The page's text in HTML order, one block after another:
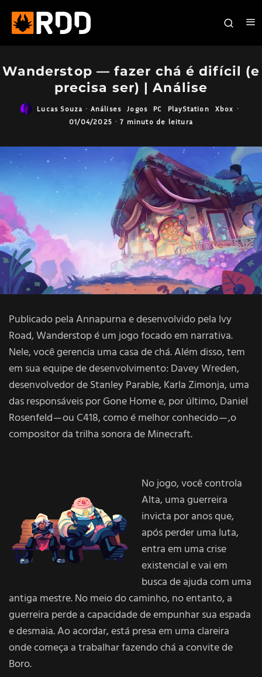
Wanderstop — fazer chá é difícil (e
precisa ser) | Análise
Lucas Souza · Análises Jogos PC PlayStation Xbox ·
01/04/2025 · 7 minuto de leitura
Publicado pela Annapurna e desenvolvido pela Ivy
Road, Wanderstop é um jogo focado em narrativa.
Nele, você gerencia uma casa de chá. Além disso, tem
em sua equipe de desenvolvimento: Davey Wreden,
desenvolvedor de Stanley Parable, Karla Zimonja, uma
das responsáveis por Gone Home e, por último, Daniel
Rosenfeld — ou C418, como é melhor conhecido — ,o
compositor da trilha sonora de Minecraft.
No jogo, você controla
Alta, uma guerreira
invicta por anos que,
após perder uma luta,
entra em uma crise
existencial e vai em
busca de ajuda com uma
antiga mestre. No meio do caminho, no entanto, a
guerreira perde a capacidade de empunhar sua espada
e desmaia. Ao acordar, está presa em uma clareira
onde começa a trabalhar fazendo chá a convite de
Boro.